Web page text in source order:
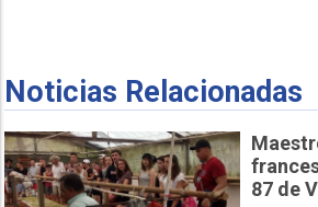
Noticias Relacionadas
87 de